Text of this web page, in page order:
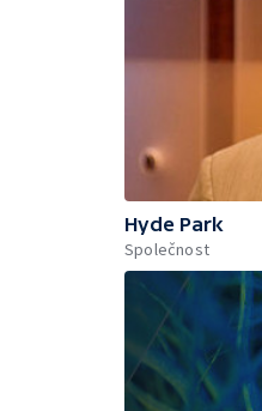
Hyde Park
Společnost